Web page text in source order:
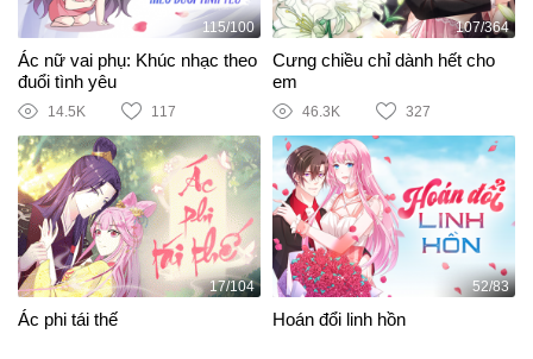
115/100
Ác nữ vai phụ: Khúc nhạc theo
đuổi tình yêu
14.5K 117
107/364
Cưng chiều chỉ dành hết cho
em
46.3K 327
17/104
Ác phi tái thế
52/83
Hoán đổi linh hồn